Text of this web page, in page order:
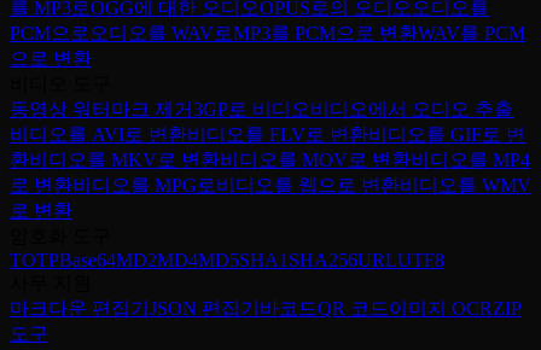
를 MP3로OGG에 대한 오디오OPUS로의 오디오 오디오를
PCM으로 오디오를 WAV로MP3를 PCM으로 변환WAV를 PCM
으로 변환
동영상 워터마크 제거3GP로 비디오비디오에서 오디오 추출
비디오를 AVI로 변환비디오를 FLV로 변환비디오를 GIF로 변
환비디오를 MKV로 변환비디오를 MOV로 변환비디오를 MP4
로 변환비디오를 MPG로비디오를 웹으로 변환비디오를 WMV
로 변환
TOTPBase64MD2MD4MD5SHA1 SHA256URLUTF8
마크다운 편집기 JSON 편집기 바코드QR 코드이미지 OCRZIP
도구